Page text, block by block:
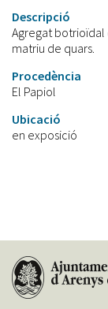
Descripció
Agregat botrioïdal
matriu de quars.
Procedència
El Papiol
Ubicació
en exposició